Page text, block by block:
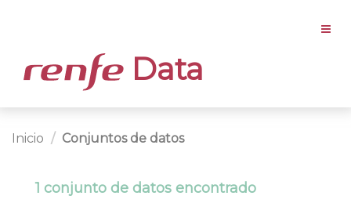
Data
Inicio Conjuntos de datos
1 conjunto de datos encontrado